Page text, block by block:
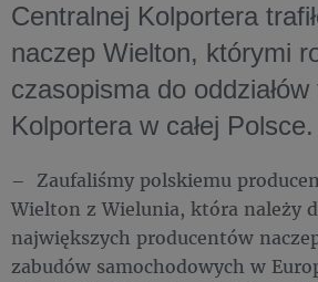
Centralnej Kolportera
naczep Wielton, którymi
czasopisma do
Kolportera w całej Polsce.
– Zaufaliśmy polskiemu
Wielton z Wielunia, która należy
największych producentów
zabudów samochodowych w